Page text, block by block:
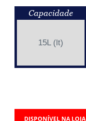
Capacidade
15L (lt)
DISPONÍVEL NA